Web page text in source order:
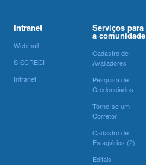
Intranet
Webmail
SISCRECI
Intranet
Serviços para
a comunidade
Cadastro de
Avaliadores
Pesquisa de
Credenciados
Torne-se um
Corretor
Cadastro de
Estagiários (2)
Editais